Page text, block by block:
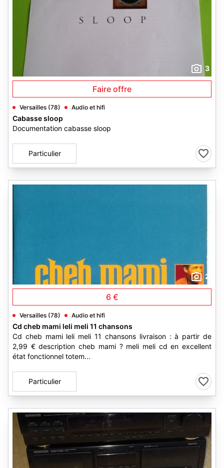
3
Faire offre
Versailles (78) Audio et hifi
Cabasse sloop
Documentation cabasse sloop
Particulier
2
6 €
Versailles (78) Audio et hifi
Cd cheb mami leli meli 11 chansons
Cd cheb mami leli meli 11 chansons livraison : à partir de
2,99 € description cheb mami ? meli meli cd en excellent
état fonctionnel totem...
Particulier